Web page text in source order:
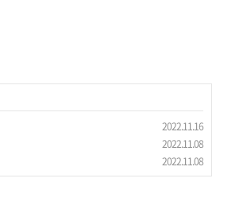
2022.11.16
2022.11.08
2022.11.08